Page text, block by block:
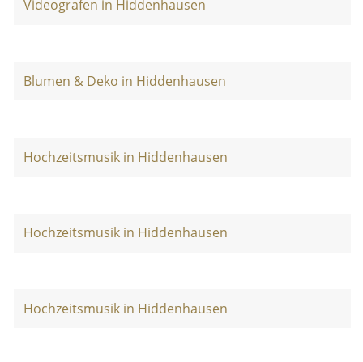
Videografen in Hiddenhausen
Blumen & Deko in Hiddenhausen
Hochzeitsmusik in Hiddenhausen
Hochzeitsmusik in Hiddenhausen
Hochzeitsmusik in Hiddenhausen